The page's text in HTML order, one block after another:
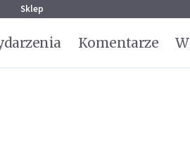
Sklep
Komentarze